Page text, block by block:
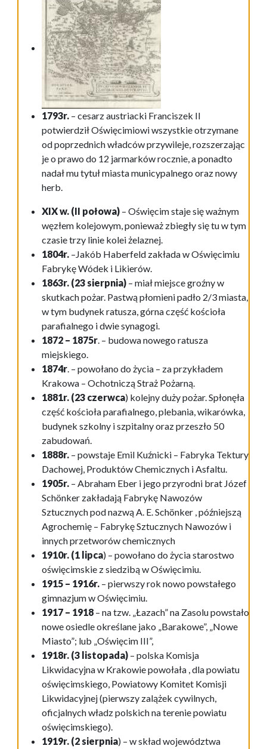
1793r. – cesarz austriacki Franciszek II
potwierdził Oświęcimiowi wszystkie otrzymane
od poprzednich władców przywileje, rozszerzając
je o prawo do 12 jarmarków rocznie, a ponadto
nadał mu tytuł miasta municypalnego oraz nowy
herb.
XIX w. (II połowa) – Oświęcim staje się ważnym
węzłem kolejowym, ponieważ zbiegły się tu w tym
czasie trzy linie kolei żelaznej.
1804r. –Jakób Haberfeld zakłada w Oświęcimiu
Fabrykę Wódek i Likierów.
1863r. (23 sierpnia) – miał miejsce groźny w
skutkach pożar. Pastwą płomieni padło 2/3 miasta,
w tym budynek ratusza, górna część kościoła
parafialnego i dwie synagogi.
1872 – 1875r. – budowa nowego ratusza
miejskiego.
1874r. – powołano do życia – za przykładem
Krakowa – Ochotniczą Straż Pożarną.
1881r. (23 czerwca) kolejny duży pożar. Spłonęła
część kościoła parafialnego, plebania, wikarówka,
budynek szkolny i szpitalny oraz przeszło 50
zabudowań.
1888r. – powstaje Emil Kuźnicki – Fabryka Tektury
Dachowej, Produktów Chemicznych i Asfaltu.
1905r. – Abraham Eber i jego przyrodni brat Józef
Schönker zakładają Fabrykę Nawozów
Sztucznych pod nazwą A. E. Schönker , późniejszą
Agrochemię – Fabrykę Sztucznych Nawozów i
innych przetworów chemicznych
1910r. (1 lipca) – powołano do życia starostwo
oświęcimskie z siedzibą w Oświęcimiu.
1915 – 1916r. – pierwszy rok nowo powstałego
gimnazjum w Oświęcimiu.
1917 – 1918 – na tzw. „Łazach” na Zasolu powstało
nowe osiedle określane jako „Barakowe”, „Nowe
Miasto”; lub „Oświęcim III”,
1918r. (3 listopada) – polska Komisja
Likwidacyjna w Krakowie powołała , dla powiatu
oświęcimskiego, Powiatowy Komitet Komisji
Likwidacyjnej (pierwszy zalążek cywilnych,
oficjalnych władz polskich na terenie powiatu
oświęcimskiego).
1919r. (2 sierpnia) – w skład województwa